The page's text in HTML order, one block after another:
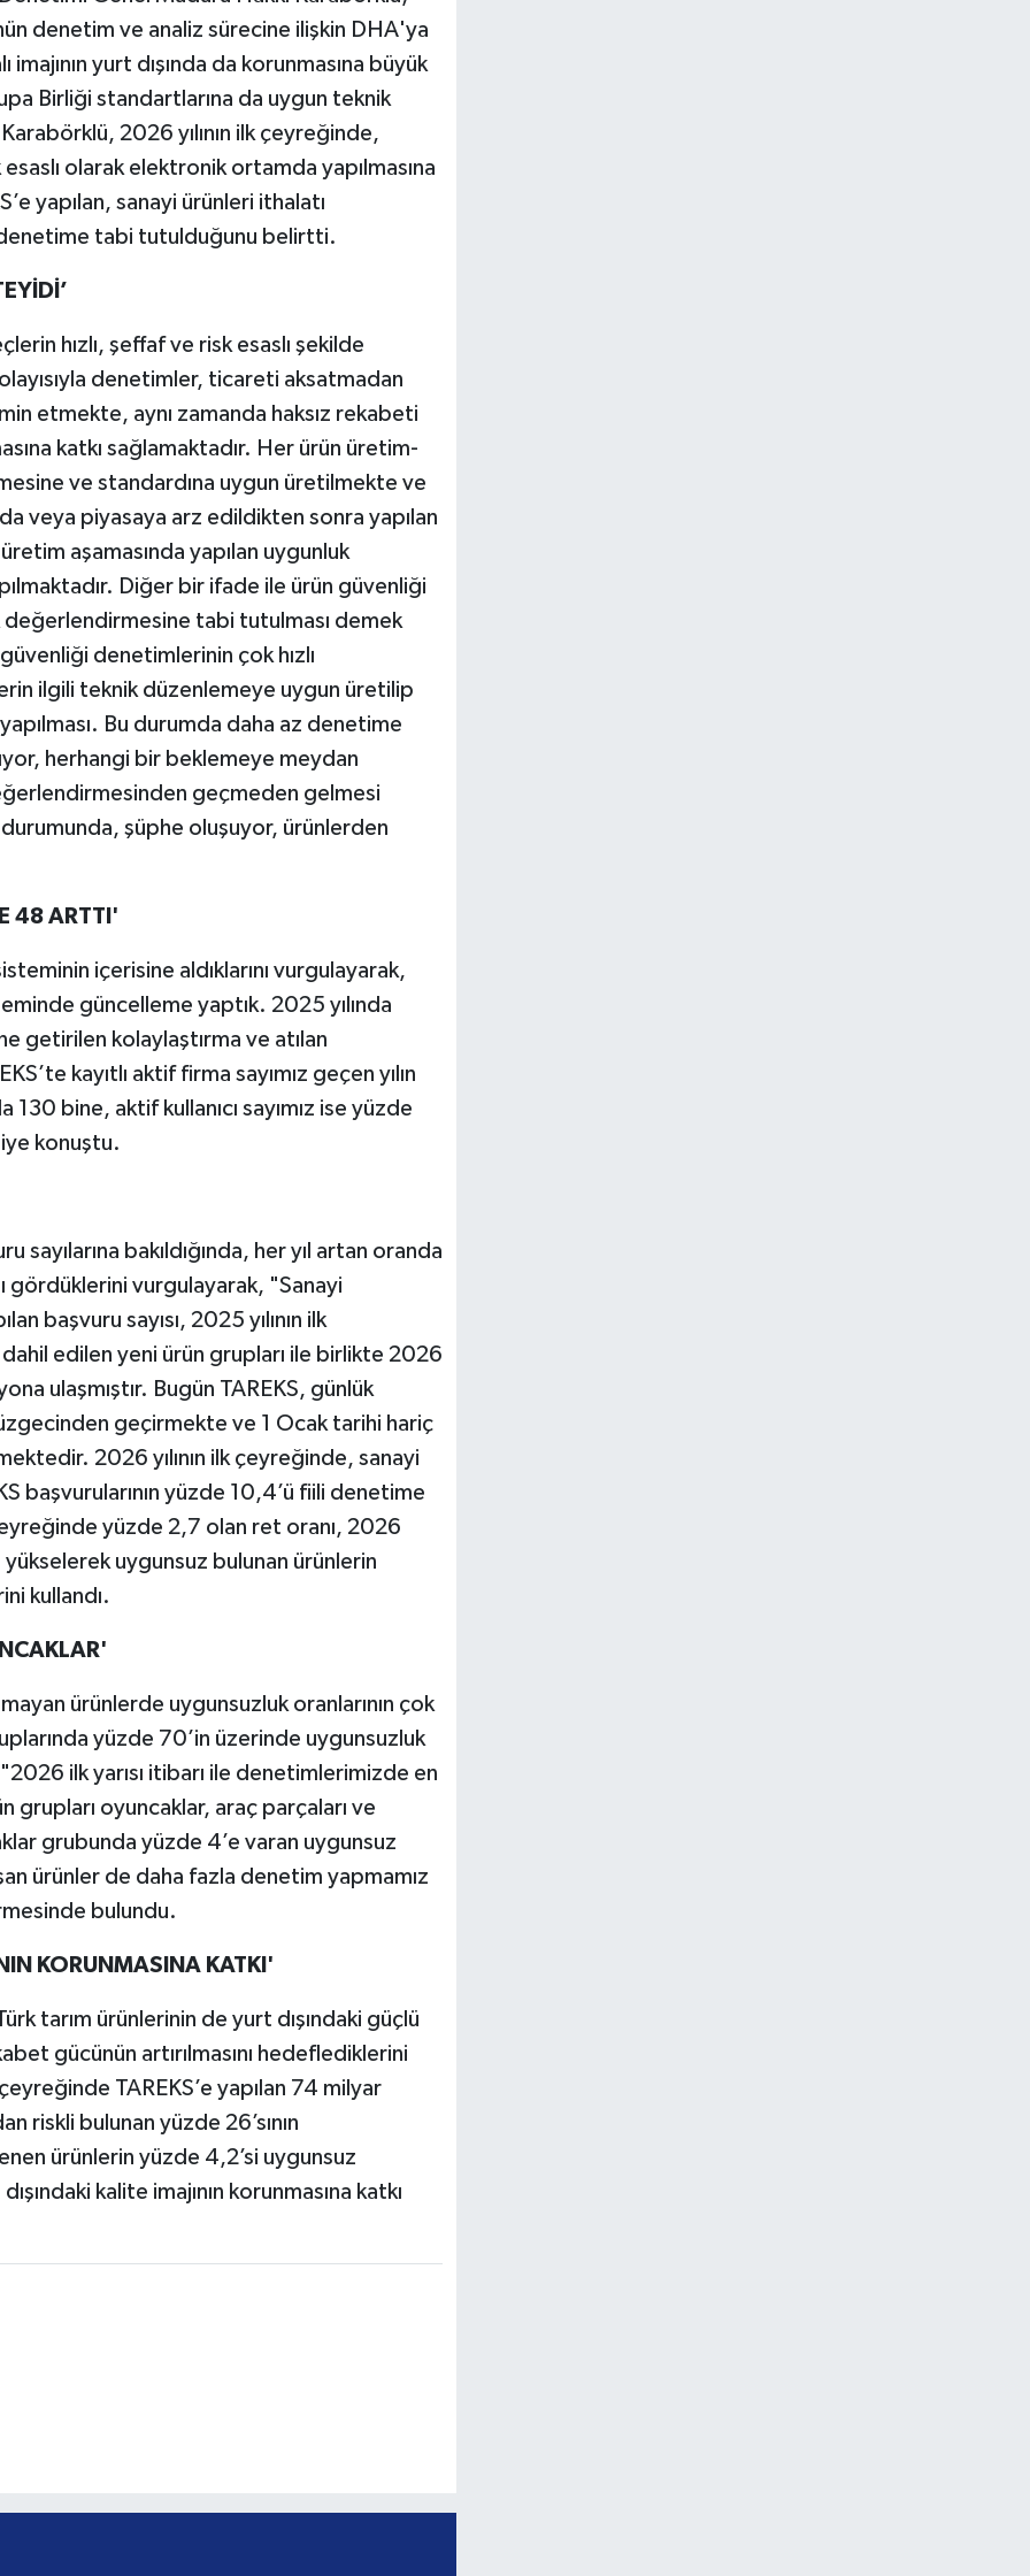
denetim ve analiz sürecine ilişkin DHA'ya
yurt dışında da korunmasına büyük
Birliği standartlarına da uygun teknik
2026 yılının ilk çeyreğinde,
olarak elektronik ortamda yapılmasına
yapılan, sanayi ürünleri ithalatı
denetime tabi tutulduğunu belirtti.
hızlı, şeffaf ve risk esaslı şekilde
denetimler, ticareti aksatmadan
etmekte, aynı zamanda haksız rekabeti
katkı sağlamaktadır. Her ürün üretim-
ve standardına uygun üretilmekte ve
veya piyasaya arz edildikten sonra yapılan
aşamasında yapılan uygunluk
Diğer bir ifade ile ürün güvenliği
tabi tutulması demek
denetimlerinin çok hızlı
ilgili teknik düzenlemeye uygun üretilip
Bu durumda daha az denetime
herhangi bir beklemeye meydan
geçmeden gelmesi
şüphe oluşuyor, ürünlerden
48 ARTTI'
içerisine aldıklarını vurgulayarak,
güncelleme yaptık. 2025 yılında
getirilen kolaylaştırma ve atılan
kayıtlı aktif firma sayımız geçen yılın
130 bine, aktif kullanıcı sayımız ise yüzde
konuştu.
sayılarına bakıldığında, her yıl artan oranda
gördüklerini vurgulayarak, "Sanayi
başvuru sayısı, 2025 yılının ilk
edilen yeni ürün grupları ile birlikte 2026
ulaşmıştır. Bugün TAREKS, günlük
geçirmekte ve 1 Ocak tarihi hariç
2026 yılının ilk çeyreğinde, sanayi
başvurularının yüzde 10,4’ü fiili denetime
yüzde 2,7 olan ret oranı, 2026
yükselerek uygunsuz bulunan ürünlerin
kullandı.
ürünlerde uygunsuzluk oranlarının çok
yüzde 70’in üzerinde uygunsuzluk
ilk yarısı itibarı ile denetimlerimizde en
grupları oyuncaklar, araç parçaları ve
grubunda yüzde 4’e varan uygunsuz
ürünler de daha fazla denetim yapmamız
bulundu.
KORUNMASINA KATKI'
tarım ürünlerinin de yurt dışındaki güçlü
gücünün artırılmasını hedeflediklerini
TAREKS’e yapılan 74 milyar
riskli bulunan yüzde 26’sının
ürünlerin yüzde 4,2’si uygunsuz
kalite imajının korunmasına katkı